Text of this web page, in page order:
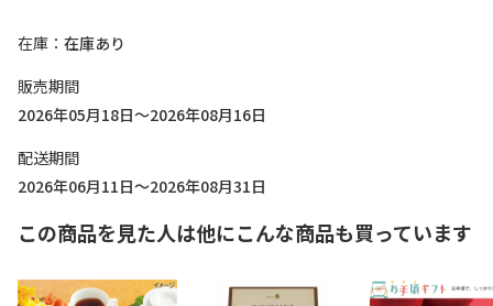
在庫
在庫あり
販売期間
2026年05月18日～2026年08月16日
配送期間
2026年06月11日～2026年08月31日
この商品を見た人は他にこんな商品も買っています